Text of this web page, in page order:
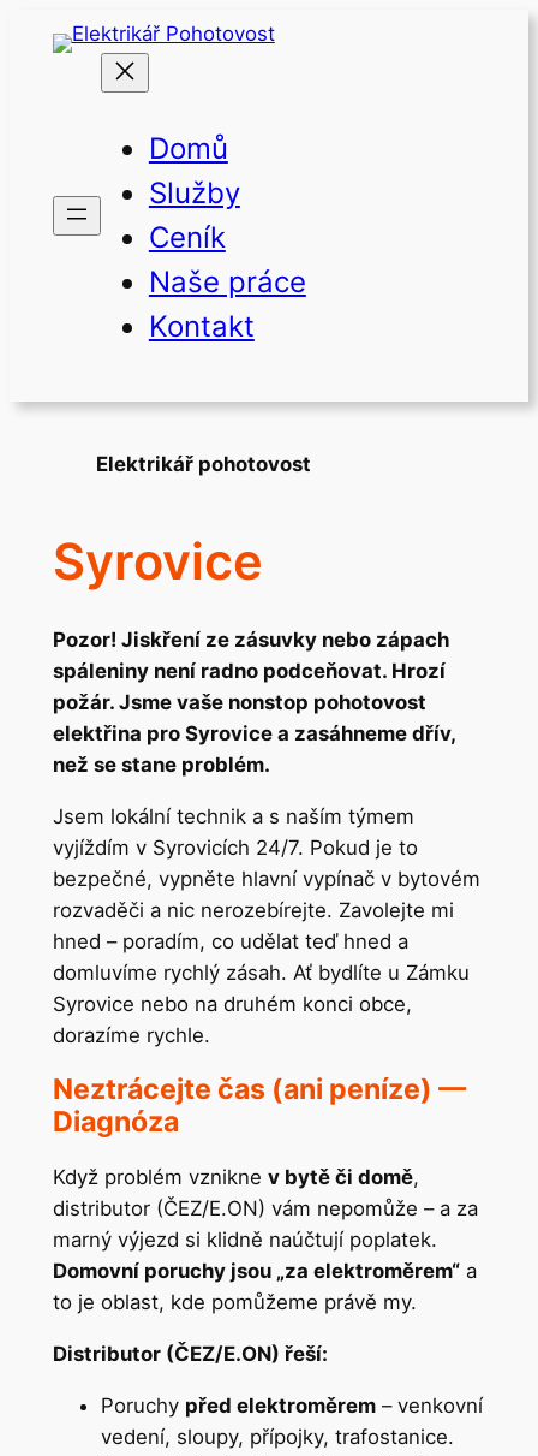
Přeskočit
Domů
Služby
Ceník
Naše práce
Kontakt
Elektrikář pohotovost
Syrovice
Pozor! Jiskření ze zásuvky nebo zápach
spáleniny není radno podceňovat. Hrozí
požár. Jsme vaše nonstop pohotovost
elektřina pro Syrovice a zasáhneme dřív,
než se stane problém.
Jsem lokální technik a s naším týmem
vyjíždím v Syrovicích 24/7. Pokud je to
bezpečné, vypněte hlavní vypínač v bytovém
rozvaděči a nic nerozebírejte. Zavolejte mi
hned – poradím, co udělat teď hned a
domluvíme rychlý zásah. Ať bydlíte u Zámku
Syrovice nebo na druhém konci obce,
dorazíme rychle.
Neztrácejte čas (ani peníze) —
Diagnóza
Když problém vznikne v bytě či domě,
distributor (ČEZ/E.ON) vám nepomůže – a za
marný výjezd si klidně naúčtují poplatek.
Domovní poruchy jsou „za elektroměrem“a
to je oblast, kde pomůžeme právě my.
Distributor (ČEZ/E.ON) řeší:
Poruchy před elektroměrem– venkovní
vedení, sloupy, přípojky, trafostanice.